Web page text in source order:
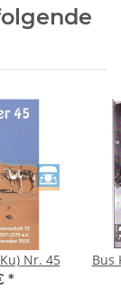
Nr. 45
*
Bus